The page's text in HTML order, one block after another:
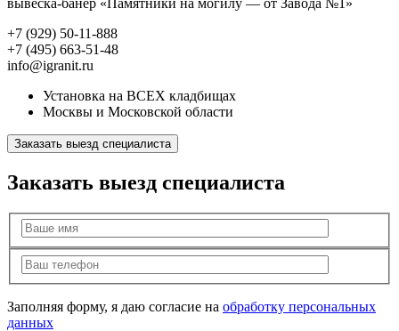
вывеска-банер «Памятники на могилу — от Завода №1»
+7 (929) 50-11-888
+7 (495) 663-51-48
info@igranit.ru
Установка на ВСЕХ кладбищах
Москвы и Московской области
Заказать выезд специалиста
Заказать выезд специалиста
Заполняя форму, я даю согласие на обработку персональных
данных